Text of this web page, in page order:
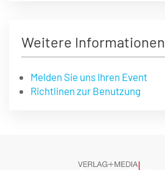
Weitere Informationen
Melden Sie uns Ihren Event
Richtlinen zur Benutzung